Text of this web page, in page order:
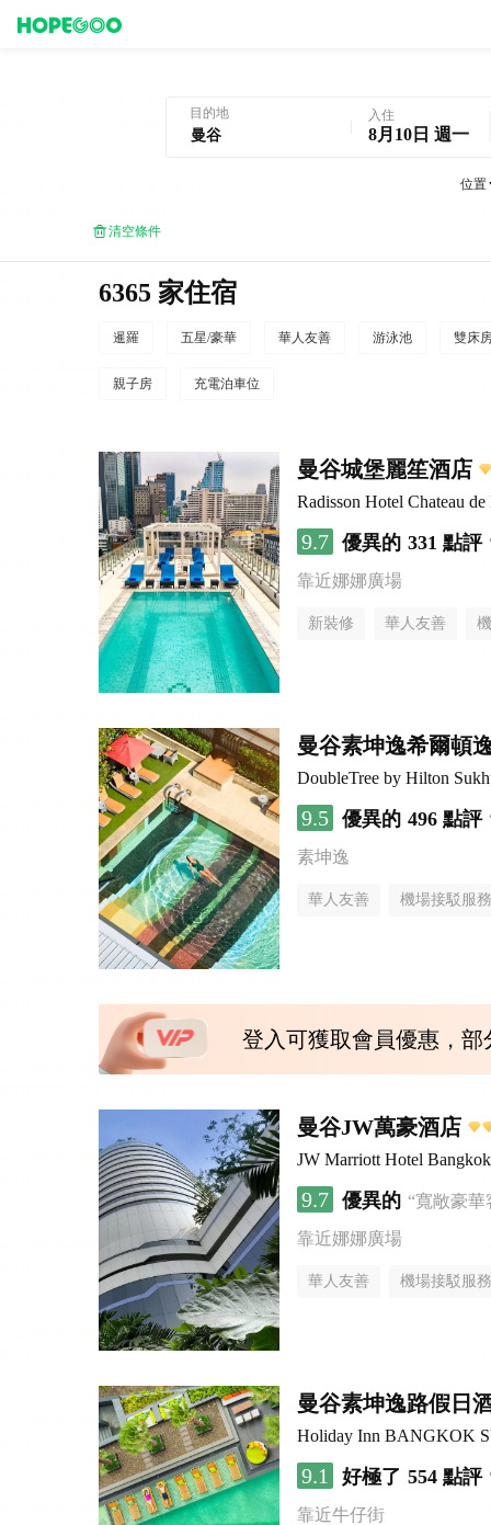
目的地 入住
8月10日 週一
位置
清空條件
6365 家住宿
暹羅 五星/豪華 華人友善 游泳池 雙床
親子房 充電泊車位
曼谷城堡麗笙酒店
Radisson Hotel Chateau
9.7 優異的 331 點評
靠近娜娜廣場
新裝修 華人友善
曼谷素坤逸希爾頓
DoubleTree by Hilton
9.5 優異的 496 點評
素坤逸
華人友善 機場接駁服務
登入可獲取會員優惠，
曼谷JW萬豪酒店
JW Marriott Hotel Bangkok
9.7 優異的 “寬敞豪
靠近娜娜廣場
華人友善 機場接駁服務
曼谷素坤逸路假日
Holiday Inn BANGKOK
9.1 好極了 554 點評
靠近牛仔街